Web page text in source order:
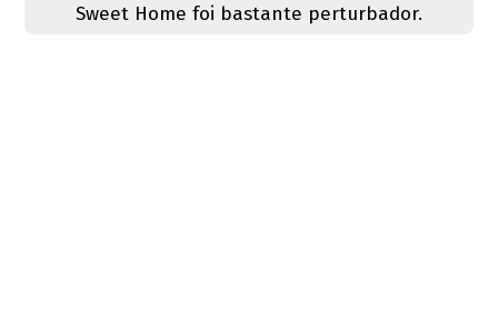
Sweet Home foi bastante perturbador.